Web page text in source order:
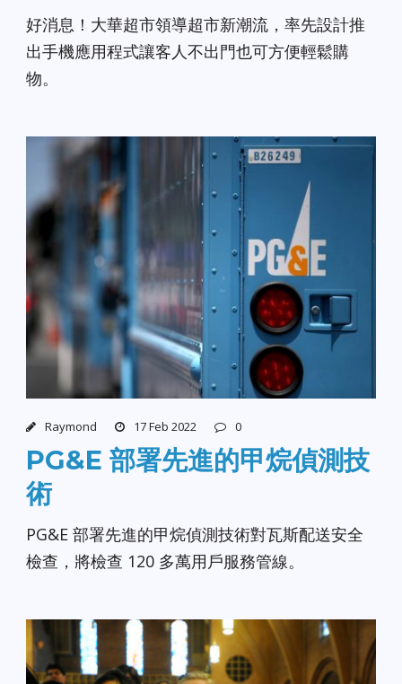
好消息！大華超市領導超市新潮流，率先設計推
出手機應用程式讓客人不出門也可方便輕鬆購
物。
Raymond 17 Feb 2022 0
PG&E 部署先進的甲烷偵測技
術
PG&E 部署先進的甲烷偵測技術對瓦斯配送安全
檢查，將檢查 120 多萬用戶服務管線。